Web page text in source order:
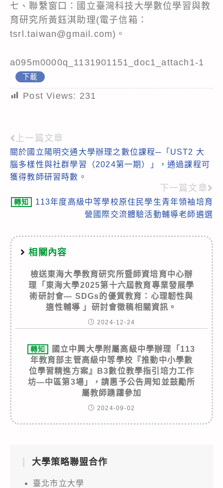
七、聯繫窗口：國立臺灣科技大學數位學習與教
育研究所黃鈺淇助理(電子信箱：
tsrl.taiwan@gmail.com)。
a095m0000q_1131901151_doc1_attach1-1
下載
Post Views: 231
Read
more
articles
上一篇文章
關於國立陽明交通大學辦理之數位課程─「UST2 大
腦多樣性與社群學習（2024第一期）」，通過課程可
獲得教師研習時數。
下一篇文章
轉知
113年度高級中等學校原住民學生青年領袖培育
營國際交流體驗活動輔導老師遴選
相關內容
檢送東海大學教育研究所暨師資培育中心辦
理「東海大學2025第十六屆教育專業發展學
術研討會— SDGs的優質教育：心理韌性與
適性輔導 」研討會徵稿相關資訊。
2024-12-24
轉知
國立中興大學附屬高級中學辦理「113
年教育部主管高級中等學校『推動中小學數
位學習精進方案』B3數位教學指引培力工作
坊—中區第3場」，請惠予公告周知並鼓勵所
屬教師踴躍參加
2024-09-02
大學策略聯盟合作
臺北市立大學